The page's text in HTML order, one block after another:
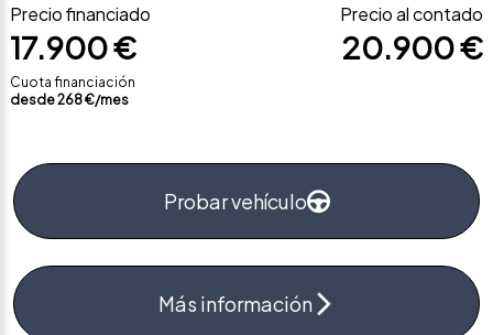
Precio financiado
17.900 €
Cuota financiación
desde268€/mes
Precio al contado
20.900 €
Probar vehículo
Más información